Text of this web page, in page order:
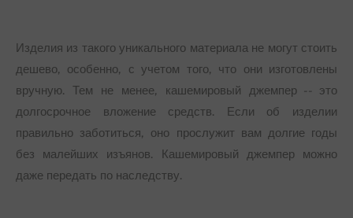
Изделия из такого уникального материала не могут стоить
дешево, особенно, с учетом того, что они изготовлены
вручную. Тем не менее, кашемировый джемпер -- это
долгосрочное вложение средств. Если об изделии
правильно заботиться, оно прослужит вам долгие годы
без малейших изъянов. Кашемировый джемпер можно
даже передать по наследству.